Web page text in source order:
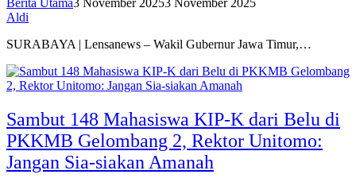
Berita Utama3 November 20253 November 2025
Aldi
SURABAYA | Lensanews – Wakil Gubernur Jawa Timur,…
Sambut 148 Mahasiswa KIP-K dari Belu di
PKKMB Gelombang 2, Rektor Unitomo:
Jangan Sia-siakan Amanah